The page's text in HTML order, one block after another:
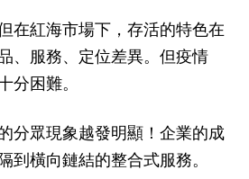
在紅海市場下，存活的特色在
、服務、定位差異。但疫情
分困難。
分眾現象越發明顯！企業的成
到橫向鏈結的整合式服務。